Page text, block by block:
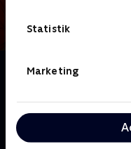
Statistik
Marketing
Om Fear Factor
Søltoft byder 12
Factor' anno 2025 -